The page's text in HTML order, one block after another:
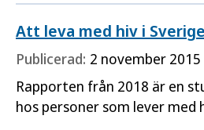
Att leva med hiv i
Publicerad: 2 november 2015
Rapporten från 2018 är en
hos personer som lever med